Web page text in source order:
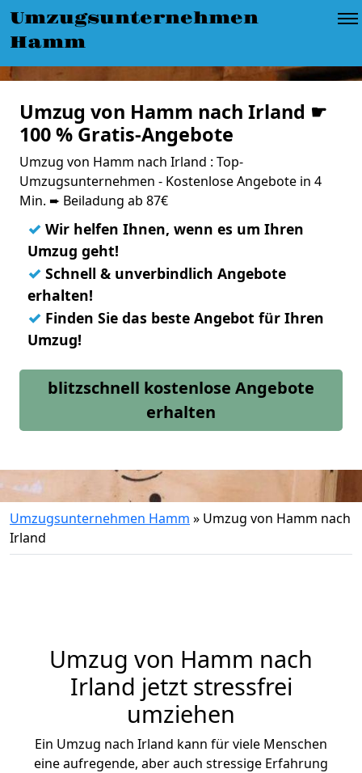
Umzugsunternehmen
Hamm
Umzug von Hamm nach Irland ☛
100 % Gratis-Angebote
Umzug von Hamm nach Irland : Top-
Umzugsunternehmen - Kostenlose Angebote in 4
Min. ➨ Beiladung ab 87€
✓ Wir helfen Ihnen, wenn es um Ihren
Umzug geht!
✓ Schnell & unverbindlich Angebote
erhalten!
✓ Finden Sie das beste Angebot für Ihren
Umzug!
blitzschnell kostenlose Angebote
erhalten
Umzugsunternehmen Hamm » Umzug von Hamm nach
Irland
Umzug von Hamm nach
Irland jetzt stressfrei
umziehen
Ein Umzug nach Irland kann für viele Menschen
eine aufregende, aber auch stressige Erfahrung